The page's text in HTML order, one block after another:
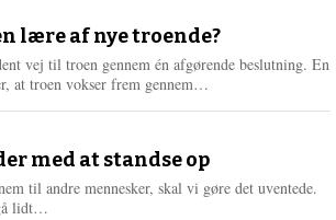
e
r
e
lære af nye troende?
vej til troen gennem én afgørende beslutning. En
at troen vokser frem gennem…
e
r
e
med at standse op
til andre mennesker, skal vi gøre det uventede.
lidt…